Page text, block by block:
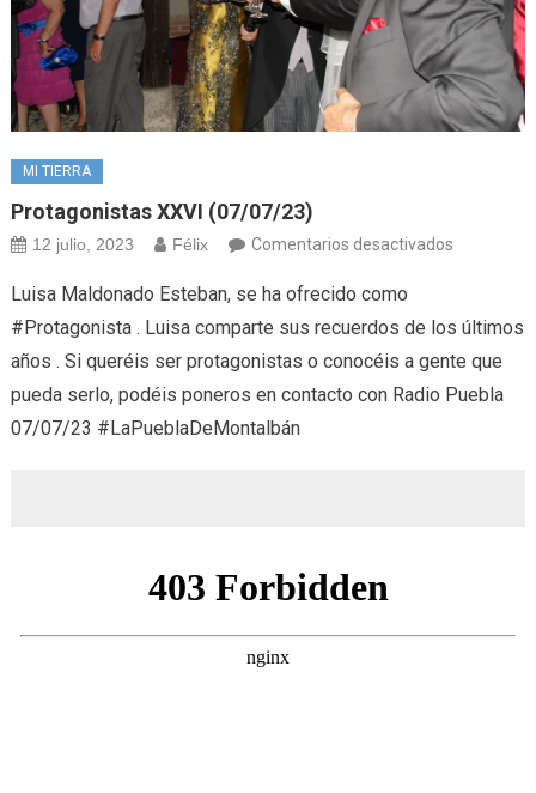
MI TIERRA
Protagonistas XXVI (07/07/23)
12 julio, 2023 Félix Comentarios desactivadosen
(07/07/23)
Luisa Maldonado Esteban, se ha ofrecido como
#Protagonista . Luisa comparte sus recuerdos de los últimos
años . Si queréis ser protagonistas o conocéis a gente que
pueda serlo, podéis poneros en contacto con Radio Puebla
07/07/23 #LaPueblaDeMontalbán